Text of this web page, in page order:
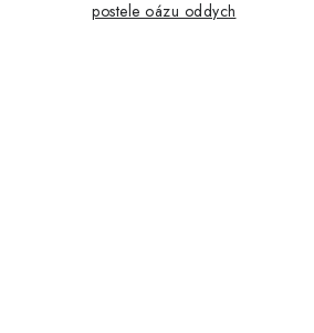
l
postele oázu oddych